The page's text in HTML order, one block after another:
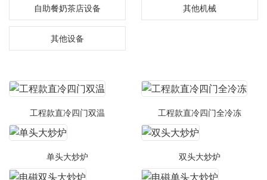
自助餐奶茶店设备 其他机械
其他设备
工程款直冷四门双温 工程款直冷四门全冷冻
单头大炒炉 双头大炒炉